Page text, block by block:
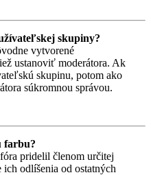
skupiny?
vytvorené
ustanoviť moderátora. Ak
skupinu, potom ako
súkromnou správou.
farbu?
pridelil členom určitej
odlíšenia od ostatných